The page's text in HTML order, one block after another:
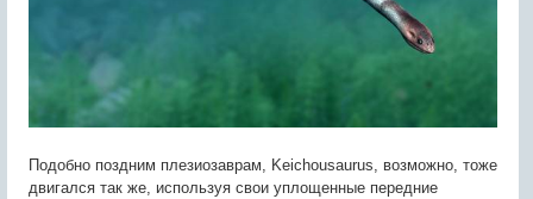
Подобно поздним плезиозаврам, Keichousaurus, возможно, тоже
двигался так же, используя свои уплощенные передние